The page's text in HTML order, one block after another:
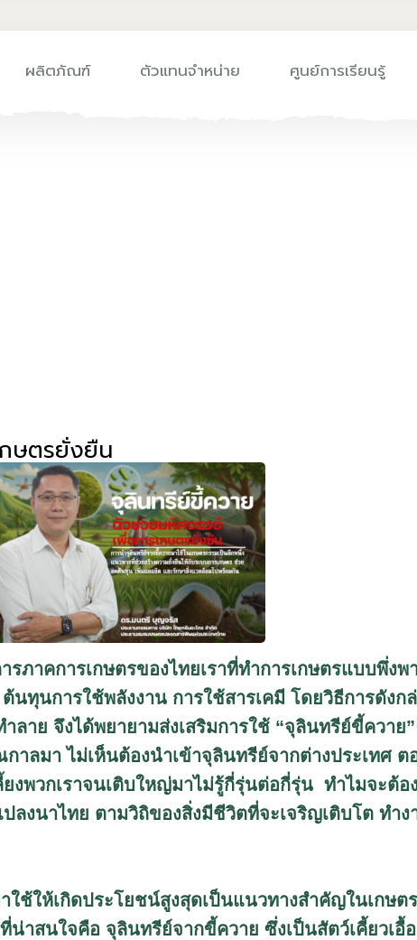
ผลิตภัณฑ์ ตัวแทนจำหน่าย ศูนย์การเรียนรู้
ษตรยั่งยืน
าคการเกษตรของไทยเราที่ทำการเกษตรแบบพึ่งพ
ทุนการใช้พลังงาน การใช้สารเคมี โดยวิธีการดังก
าย จึงได้พยายามส่งเสริมการใช้ “จุลินทรีย์ขี้ควาย
าลมา ไม่เห็นต้องนำเข้าจุลินทรีย์จากต่างประเทศ
งพวกเราจนเติบใหญ่มาไม่รู้กี่รุ่นต่อกี่รุ่น ทำไมจะต้
ลงนาไทย ตามวิถิของสิ่งมีชีวิตที่จะเจริญเติบโต ทำ
ช้ให้เกิดประโยชน์สูงสุดเป็นแนวทางสำคัญในเกษต
าสนใจคือ จุลินทรีย์จากขี้ควาย ซึ่งเป็นสัตว์เคี้ยวเอื้